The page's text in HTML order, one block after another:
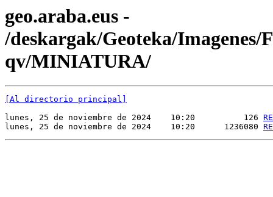
geo.araba.eus -
/deskargak/Geoteka/Imagenes/
qv/MINIATURA/
[Al directorio principal]
lunes, 25 de noviembre de 2024    10:20          126
lunes, 25 de noviembre de 2024    10:20      1236080